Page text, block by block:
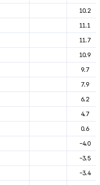
10.2
11.1
11.7
10.9
9.7
7.9
6.2
4.7
0.6
-4.0
-3.5
-3.4